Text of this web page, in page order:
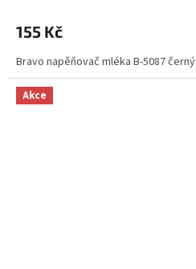
155 Kč
Bravo napěňovač mléka B-5087 černý
Akce